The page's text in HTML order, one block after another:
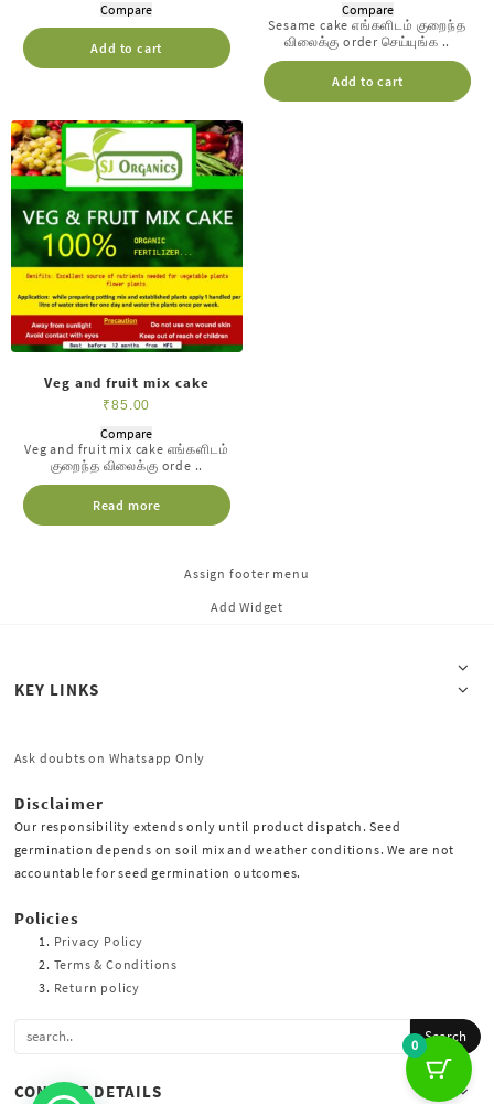
Add to cart
Compare
Sesame cake எங்களிடம் குறைந்த
விலைக்கு order செய்யுங்க ..
Add to cart
Compare
Veg and fruit mix cake
₹85.00
Veg and fruit mix cake எங்களிடம்
குறைந்த விலைக்கு orde ..
Read more
Compare
Assign footer menu
Add Widget
KEY LINKS
Ask doubts on Whatsapp Only
Disclaimer
Our responsibility extends only until product dispatch. Seed
germination depends on soil mix and weather conditions. We are not
accountable for seed germination outcomes.
Policies
Privacy Policy
Terms & Conditions
Return policy
CONTACT DETAILS
0